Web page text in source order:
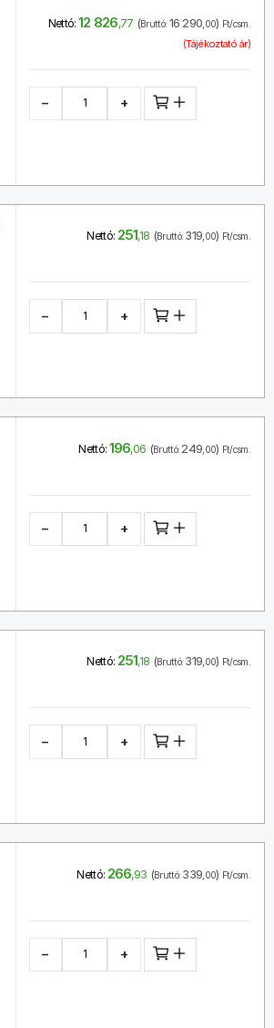
Nettó: 12 826,77 (Bruttó: 16 290 ,00) Ft/csm.
(Tájékoztató ár)
− +
Nettó: 251,18 (Bruttó: 319,00) Ft/csm.
− +
Nettó: 196,06 (Bruttó: 249 ,00) Ft/csm.
− +
Nettó: 251,18 (Bruttó: 319,00) Ft/csm.
− +
Nettó: 266,93 (Bruttó: 339 ,00) Ft/csm.
− +